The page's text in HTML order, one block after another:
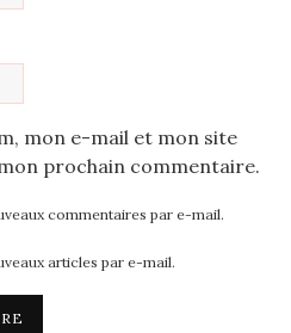
mon e-mail et mon site
prochain commentaire.
commentaires par e-mail.
articles par e-mail.